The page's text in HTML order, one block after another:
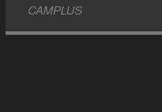
CAMPLUS